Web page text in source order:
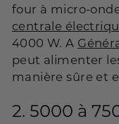
four à micro-
centrale
4000 W. A
peut alimenter
manière sûre et
2. 5000 à